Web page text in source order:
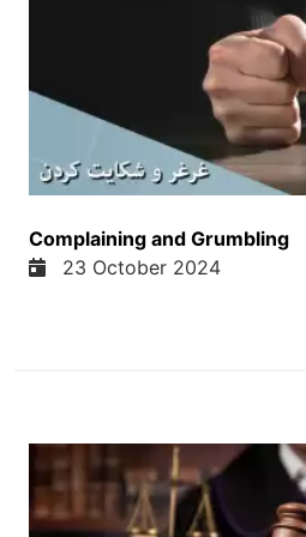
های ما خدمت شما تقریم است
های ما امیدوار استم که همه
باشیم. من بسیار خوش
امروز با شما یک جایی برنامه
همیشه از اتابا به ما وست
از یک استودیو دیگه ولی امروز
و اردوی ما. من خیلی خوشحال
با هم این برنامه را از یک
که میتونه برای ما خیلی
بعضی از سفت ها و اصاف خداوند
چرا چون مربوط به او ذات مقدس
خدای قادر مطلق، خدای حاضر
Complaining and Grumbling
23 October 2024